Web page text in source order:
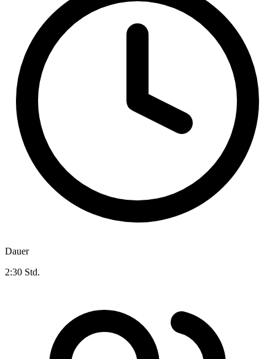
Dauer
2:30 Std.